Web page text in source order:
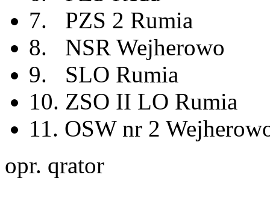
7. PZS 2 Rumia
8. NSR Wejherowo
9. SLO Rumia
10. ZSO II LO Rumia
11. OSW nr 2
opr. qrator